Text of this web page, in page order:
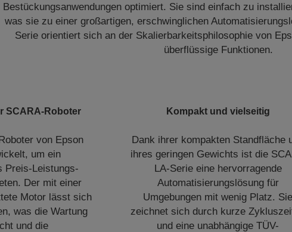
Bestückungsanwendungen optimiert. Sie sind einfach zu
was sie zu einer großartigen, erschwinglichen
Serie orientiert sich an der Skalierbarkeitsphilosophie von
überflüssige Funktionen.
SCARA-Roboter
von Epson
um ein
Preis-Leistungs-
Der mit einer
Motor lässt sich
was die Wartung
und die
Kompakt und vielseitig
Dank ihrer kompakten Standfläche
ihres geringen Gewichts ist die
LA-Serie eine hervorragende
Automatisierungslösung für
Umgebungen mit wenig Platz. Sie
zeichnet sich durch kurze
und eine unabhängige TÜV-